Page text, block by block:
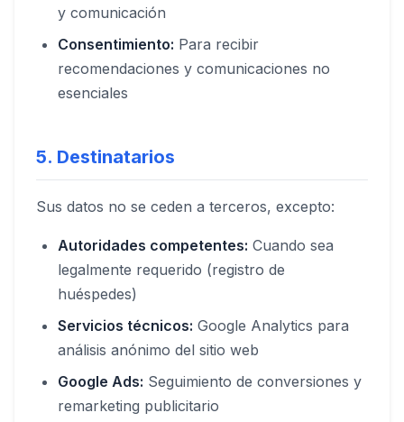
y comunicación
Consentimiento: Para recibir
recomendaciones y comunicaciones no
esenciales
5. Destinatarios
Sus datos no se ceden a terceros, excepto:
Autoridades competentes: Cuando sea
legalmente requerido (registro de
huéspedes)
Servicios técnicos: Google Analytics para
análisis anónimo del sitio web
Google Ads: Seguimiento de conversiones y
remarketing publicitario